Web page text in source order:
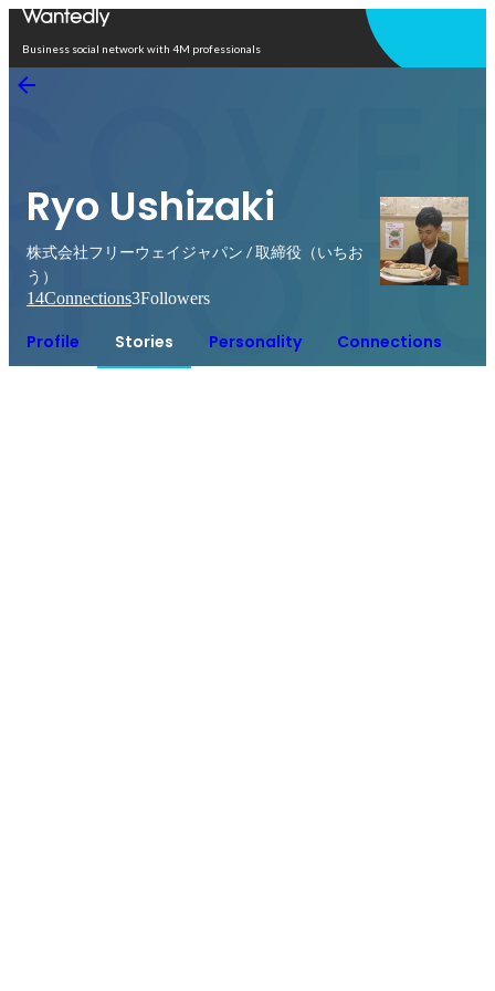
Business social network with 4M professionals
Ryo Ushizaki
株式会社フリーウェイジャパン / 取締役（いちお
う）
14Connections3Followers
Profile Stories Personality Connections